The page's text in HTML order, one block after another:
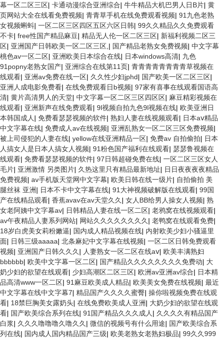
幕一区二区三区| 卡通动漫综合亚洲综合| 牛牛精品大机巴男人日B片| 黄
页网站大全在线看免费视频| 青青草手机在线免费观看视频| 91九色老熟
女视频蝌蚪| 一区二区三区四区五区六区日韩| 99久久精品久久免费观看
不卡| free性国产精品麻豆| 精品无人伦一区二区三区| 新福利视频二区三
区| 亚洲国产日韩欧美一区二区三区, | 国产精品老熟女免费视频| 中文字幕
桃色av一区二区| 亚洲欧美日本综合在线| 日本windows高清| 九色
91popny老熟女国产| 亚洲综合在线第11页| 青青青青青青青青草视频在
线观看| 亚洲av免费在线一区| 久久性少妇jphd| 国产欧美一区二区三区|
亚洲人成电影免费看| 在线免费观看日b视频| 97家有喜事在线观看国语高
清| 黄片高清男人的天堂| 中文字幕一区二区三区四区区| 麻豆精彩视频在
线观看| 亚洲新声在线免费观看| 9l视频自拍九色9l视频在线| 欧美亚洲日
本韩国成人 | 免费看瑟瑟视频的软件| 熟妇人妻在线视频观看| 日本aⅴ精品
中文字幕在线| 免费成人av在线视频| 亚洲乱熟女一区二区三区免费视频|
被上司侵犯的人妻在线| yellow在线亚洲精品一区| 免费av 自拍偷拍| 日本
人搞女人是日本人搞女人视频| 91粉色国产福利在线观看| 瑟瑟鲁视频在
线观看| 免费看瑟瑟视频的软件| 97日韩超碰免费在线| 一区二区三区女人
毛片| 亚洲激情 另类图片| 久热这里只有精品最新地址| 日日夜夜夜夜精品
免费视频| av手机版天堂网中文字幕| 欧美日韩在线一级片| 自拍偷拍 美
腿丝袜 亚洲| 日本不卡中文字幕在线| 91大神视频破解版在线观看| 99国
产在线精品观看| 香蕉avav在av天堂久久 | 女人BB给男人操女人视频| 熟
女老阿姨中文字幕av| 日韩精品人妻在线一区二区| 老鸦窝在线视频观看|
av午夜精品人妻系列网站| 网站久久久久久久久久 | 老鸭窝在线观看免费|
18岁白虎美女莉粉嫩逼| 国内成人精品视频在线| 内射欧美少妇小骚逼里
面| 日韩三级aaaaa| 北条麻妃中文字幕在线视频| 一区二区日韩免费观看
视频| 亚洲国产日韩久久久 | 人妻熟女一区二区在线aⅴ| 欧美丰满熟妇
bbbbbb| 欧美中文字幕一区二区| 国产精品久久久久久久久久免费动| 大
奶少妇的欲望在线观看| 少妇高潮区二区三区| 欧洲av亚洲av综合| 日本精
品高清www一区二区| 91麻豆欧美成人精品| 欧美美女免费在线视频| 最近
中文字幕在线中文字幕7| 精品国产久久久久蜜臀| 操你啦视频免费在线观
看| 18禁巨胸美女露奶头| 在线免费欧美成人亚洲| 大奶少妇的欲望在线观
看| 国产欧美综合系列在线| 91国产精品久久久成人 | 久久久久有精品国产
白浆| 久久久噜噜噜久噜久久 | 微信的视频号有什么用途| 国产欧美综合系
列在线| 国内成人国内精品国产三级| 欧美老熟女老熟妇极品| 99久久999